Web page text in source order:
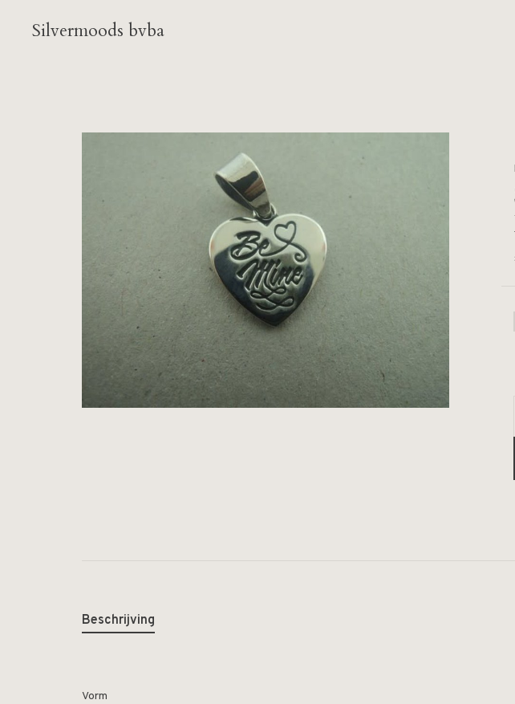
Silvermoods bvba
Beschrijving
Vorm